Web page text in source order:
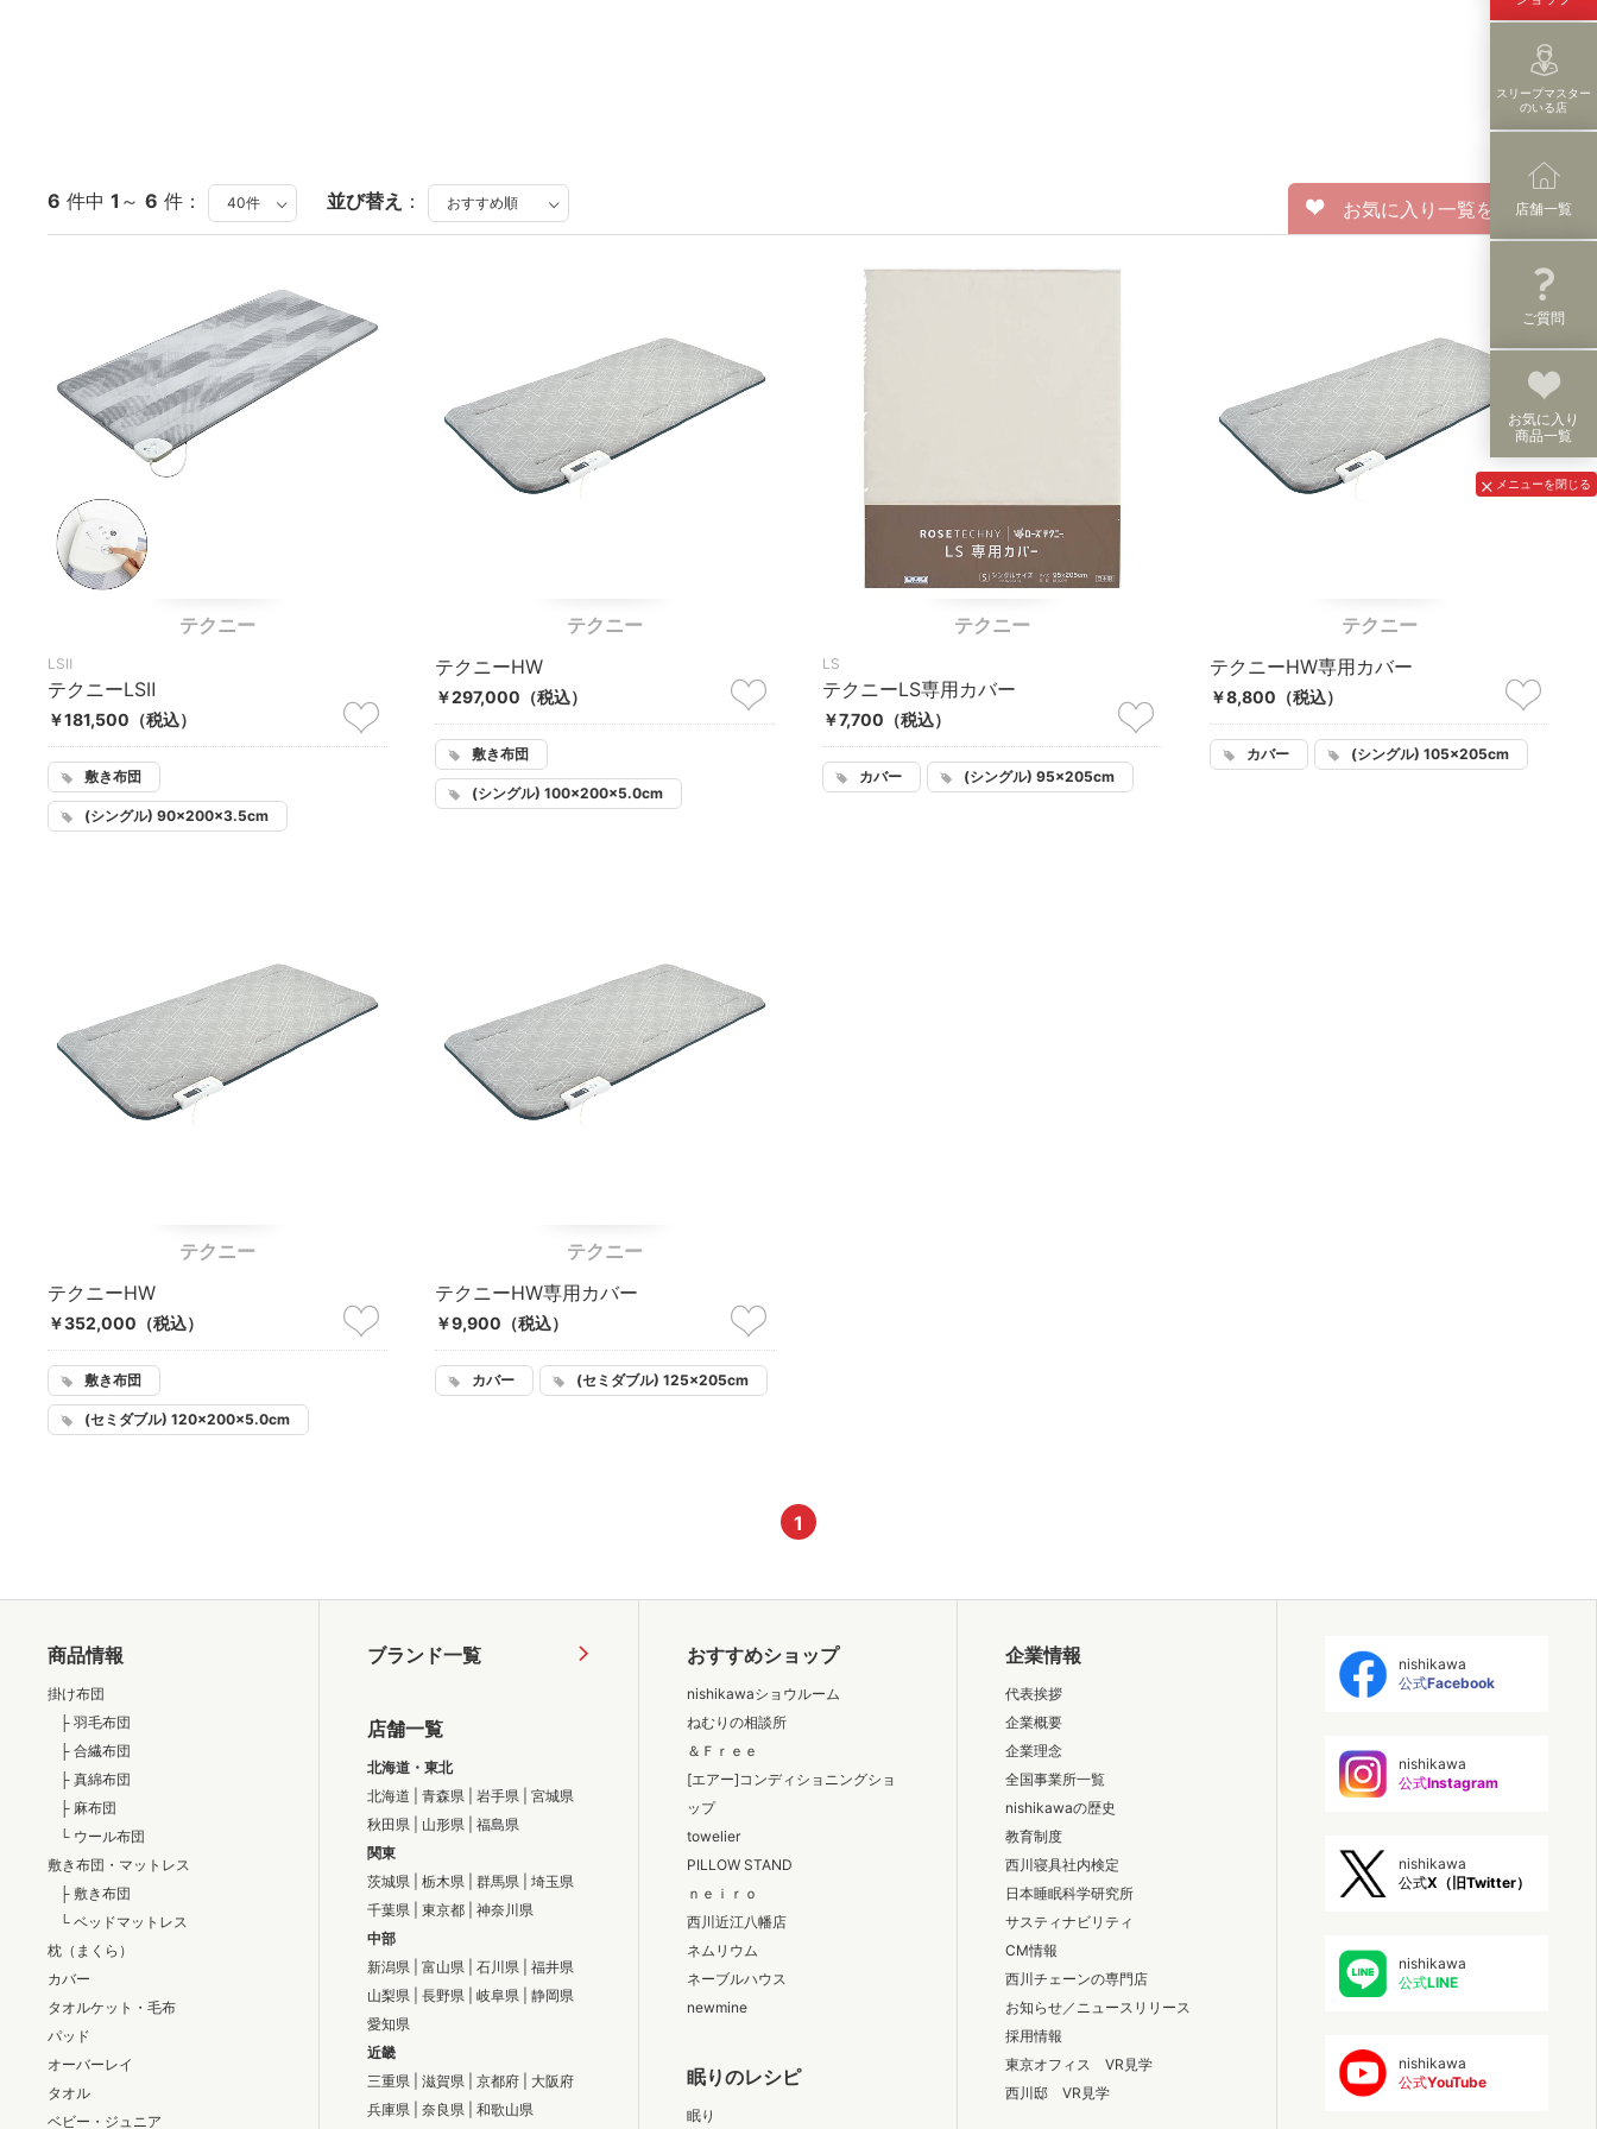
お気に入り一覧を見る
6 件中 1 ～ 6 件： 並び替え ：
テクニー
LSⅡ
テクニーLSⅡ
￥181,500 （税込）
敷き布団
(シングル) 90×200×3.5cm
テクニー
テクニーHW
￥297,000 （税込）
敷き布団
(シングル) 100×200×5.0cm
テクニー
LS
テクニーLS専用カバー
￥7,700 （税込）
カバー (シングル) 95×205cm
テクニー
テクニーHW専用カバー
￥8,800 （税込）
カバー (シングル) 105×205cm
テクニー
テクニーHW
￥352,000 （税込）
敷き布団
(セミダブル) 120×200×5.0cm
テクニー
テクニーHW専用カバー
￥9,900 （税込）
カバー (セミダブル) 125×205cm
1
メニューを閉じる
スリープマスター
のいる店
店舗一覧
ご質問
お気に入り
商品一覧
商品情報
掛け布団
├ 羽毛布団
├ 合繊布団
├ 真綿布団
├ 麻布団
└ ウール布団
敷き布団・マットレス
├ 敷き布団
└ ベッドマットレス
枕（まくら）
カバー
タオルケット・毛布
パッド
オーバーレイ
タオル
ベビー・ジュニア
ブランド一覧
店舗一覧
北海道・東北
北海道
青森県 岩手県
宮城県
秋田県
山形県
福島県
関東
茨城県
栃木県 群馬県
埼玉県
千葉県
東京都| 神奈川県
中部
新潟県
富山県 石川県
福井県
山梨県
長野県 岐阜県
静岡県
愛知県
近畿
三重県
滋賀県 京都府| 大阪府
兵庫県
奈良県
和歌山県
おすすめショップ
nishikawaショウルーム
ねむりの相談所
＆Ｆｒｅｅ
[エアー]コンディショニングショ
ップ
towelier
PILLOW STAND
ｎｅｉｒｏ
西川近江八幡店
ネムリウム
ネーブルハウス
newmine
眠りのレシピ
眠り
企業情報
代表挨拶
企業概要
企業理念
全国事業所一覧
nishikawaの歴史
教育制度
西川寝具社内検定
日本睡眠科学研究所
サスティナビリティ
CM情報
西川チェーンの専門店
お知らせ／ニュースリリース
採用情報
東京オフィス VR見学
西川邸 VR見学
nishikawa
公式Facebook
nishikawa
公式Instagram
nishikawa
公式X（旧Twitter）
nishikawa
公式LINE
nishikawa
公式YouTube